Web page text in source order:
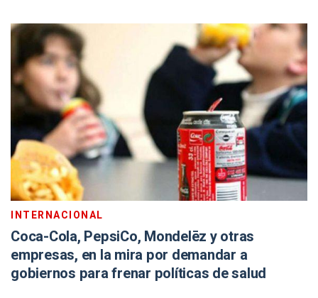
INTERNACIONAL
Coca-Cola, PepsiCo, Mondelēz y otras
empresas, en la mira por demandar a
gobiernos para frenar políticas de salud